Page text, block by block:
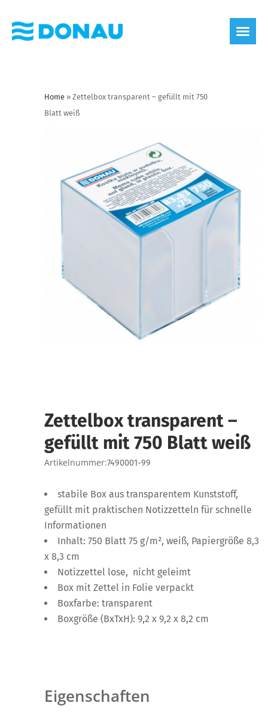
Home » Zettelbox transparent – gefüllt mit 750
Blatt weiß
Zettelbox transparent –
gefüllt mit 750 Blatt weiß
Artikelnummer:7490001-99
stabile Box aus transparentem Kunststoff,
gefüllt mit praktischen Notizzetteln für schnelle
Informationen
Inhalt: 750 Blatt 75 g/m², weiß, Papiergröße 8,3
x 8,3 cm
Notizzettel lose, nicht geleimt
Box mit Zettel in Folie verpackt
Boxfarbe: transparent
Boxgröße (BxTxH): 9,2 x 9,2 x 8,2 cm
Eigenschaften